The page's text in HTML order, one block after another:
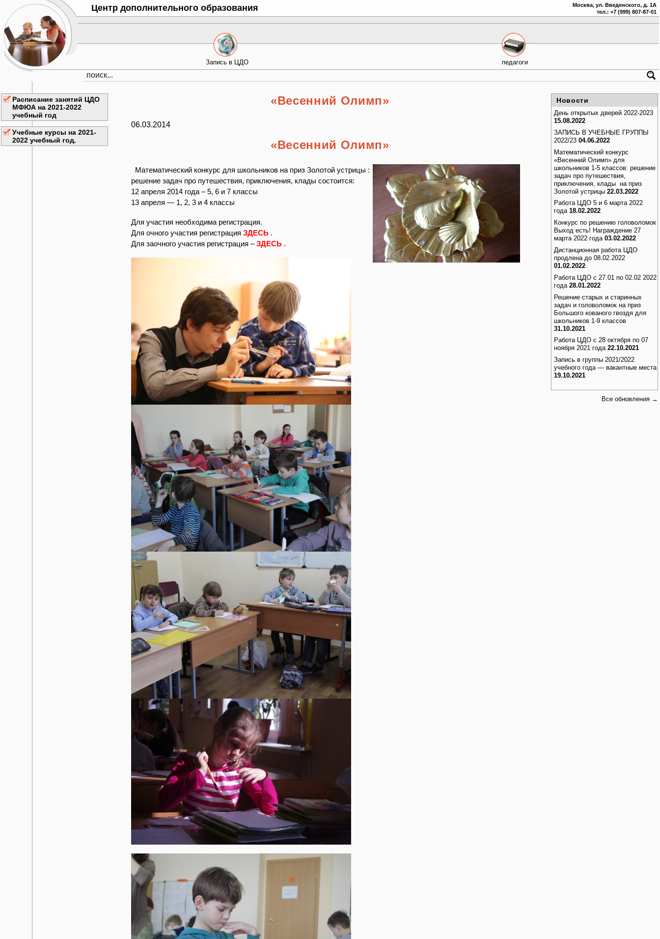
Центр дополнительного образования
Москва, ул. Введенского, д. 1А
тел.: +7 (999) 807-87-01
Запись в ЦДО педагоги
Расписание занятий ЦДО
МФЮА на 2021-2022
учебный год
Учебные курсы на 2021-
2022 учебный год.
«Весенний Олимп»
06.03.2014
«Весенний Олимп»
Математический конкурс для школьников на приз Золотой устрицы :
решение задач про путешествия, приключения, клады состоится:
12 апреля 2014 года – 5, 6 и 7 классы
13 апреля — 1, 2, 3 и 4 классы
Для участия необходима регистрация.
Для очного участия регистрация ЗДЕСЬ .
Для заочного участия регистрация –ЗДЕСЬ .
Новости
День открытых дверей 2022-2023
15.08.2022
ЗАПИСЬ В УЧЕБНЫЕ ГРУППЫ
2022/23 04.06.2022
Математический конкурс
«Весенний Олимп» для
школьников 1-5 классов: решение
задач про путешествия,
приключения, клады на приз
Золотой устрицы 22.03.2022
Работа ЦДО 5 и 6 марта 2022
года 18.02.2022
Конкурс по решению головоломок
Выход есть! Награждение 27
марта 2022 года 03.02.2022
Дистанционная работа ЦДО
продлена до 08.02.2022
01.02.2022
Работа ЦДО с 27.01 по 02.02 2022
года 28.01.2022
Решение старых и старинных
задач и головоломок на приз
Большого кованого гвоздя для
школьников 1-9 классов
31.10.2021
Работа ЦДО с 28 октября по 07
ноября 2021 года 22.10.2021
Запись в группы 2021/2022
учебного года — вакантные места
19.10.2021
Все обновления →